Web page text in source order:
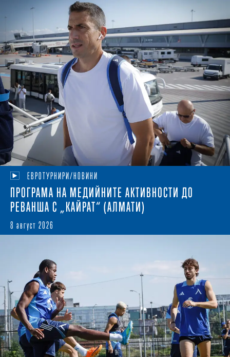
ЕВРОТУРНИРИ/НОВИНИ
ПРОГРАМА НА МЕДИЙНИТЕ АКТИВНОСТИ ДО
РЕВАНША С „КАЙРАТ“ (АЛМАТИ)
8 август 2026